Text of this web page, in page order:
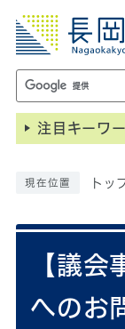
注目キーワ
現在位置 トッ
【議会
へのお